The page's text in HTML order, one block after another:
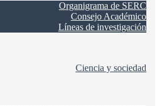
Organigrama de SERC
Consejo Académico
Líneas de investigación
Ciencia y sociedad